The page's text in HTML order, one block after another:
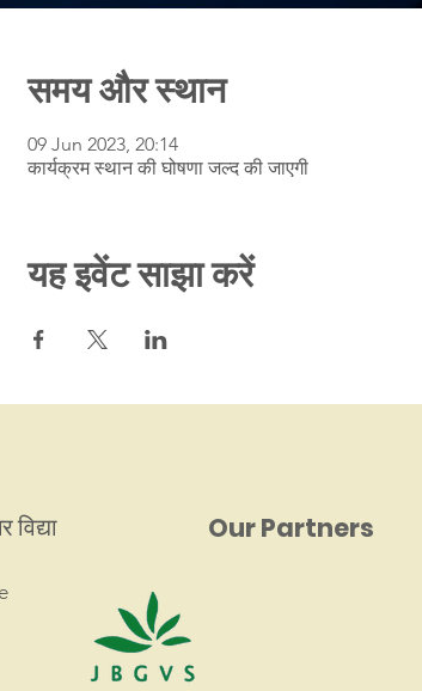
समय और स्थान
09 Jun 2023, 20:14
कार्यक्रम स्थान की घोषणा जल्द की जाएगी
यह इवेंट साझा करें
Our Partners